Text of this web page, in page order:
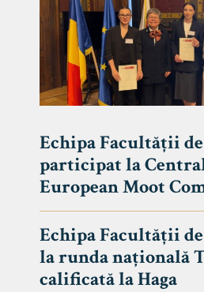
Echipa Facultății
participat la
European Moot
Echipa Facultății
la runda națională
calificată la Haga